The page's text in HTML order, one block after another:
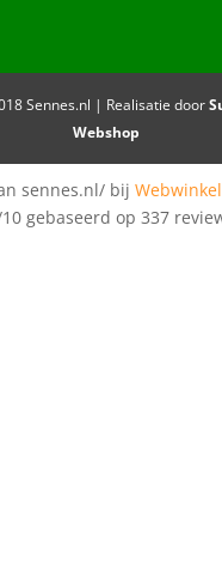
Sennes.nl | Realisatie door
Webshop
sennes.nl/ bij
gebaseerd op 337